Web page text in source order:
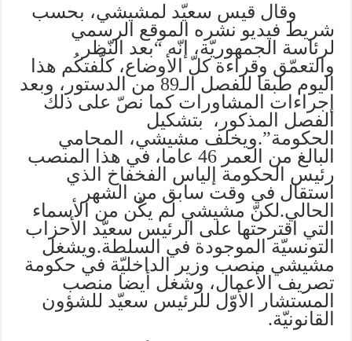
وقال قيس سعيّد لمشيشي، بحسب
شريط فيديو نشره الموقع الرسمي
لرئاسة الجمهوريّة، إنّه “بعد النّظر
والتعمّق وقراءة كلّ الأوضاع، كلّفتكُم هذا
اليوم طبقا للفصل الـ89 من الدستور، وبعد
إجراءات المشاورات كما نصّ على ذلك
الفصل المذكور، بتشكيل
الحكومة”.ويخلف مشيشي، المحامي
البالغ من العمر 46 عاما، في هذا المنصب
رئيس الحكومة إلياس الفخفاخ الذي
استقال في وقت سابق من الشهر
الحالي.لكنّ مشيشي لم يكُن من الأسماء
التي اقترحتها على الرئيس سعيّد الأحزاب
التونسيّة الموجودة في السلطة.ويشغل
مشيشي منصب وزير الداخليّة في حكومة
تصريف الأعمال، وشغل أيضا منصب
المستشار الأوّل للرئيس سعيّد للشؤون
القانونيّة.